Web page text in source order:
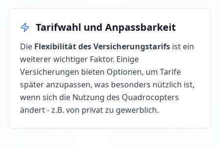
Tarifwahl und Anpassbarkeit
Die Flexibilität des Versicherungstarifs ist ein
weiterer wichtiger Faktor. Einige
Versicherungen bieten Optionen, um Tarife
später anzupassen, was besonders nützlich ist,
wenn sich die Nutzung des Quadrocopters
ändert - z.B. von privat zu gewerblich.